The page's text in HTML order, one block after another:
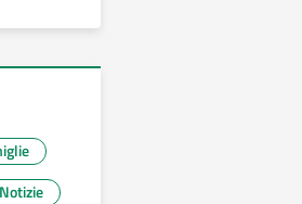
Notizie